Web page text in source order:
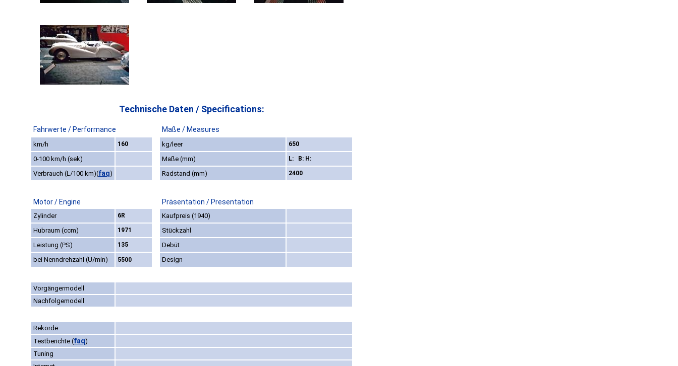
Technische Daten / Specifications:
Fahrwerte / Performance Maße / Measures
km/h 160 kg/leer 650
0-100 km/h (sek) Maße (mm) L: B: H:
Verbrauch (L/100 km)(faq) Radstand (mm) 2400
Motor / Engine Präsentation / Presentation
Zylinder 6R
Kaufpreis (1940)
Hubraum (ccm)
1971
Stückzahl
Leistung (PS)
135
Debüt
bei Nenndrehzahl (U/min)
5500 Design
Vorgängermodell
Nachfolgemodell
Rekorde
Testberichte (faq)
Tuning